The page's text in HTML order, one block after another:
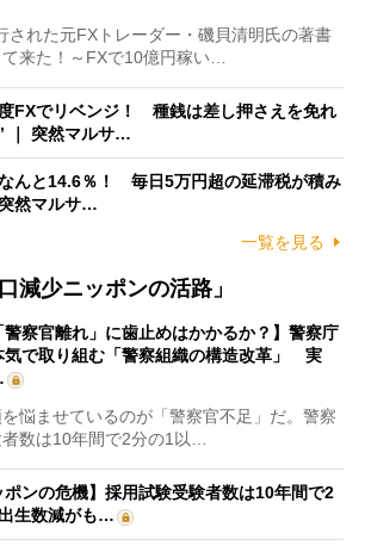
れた元FXトレーダー・磯貝清明氏の著書
て来た！～FXで10億円稼い…
度FXでリベンジ！ 種銭は差し押さえを免れ
｜ 突然マルサ…
なんと14.6％！ 毎日5万円超の延滞税が積み
然マルサ…
一覧を見る
減少ニッポンの活路」
警察官離れ」に歯止めはかかるか？】警察庁
気で取り組む「警察組織の構造改革」 実
悩ませているのが「警察官不足」だ。警察
数は10年間で2分の1以…
ポンの危機】採用試験受験者数は10年間で2
生数減がも…